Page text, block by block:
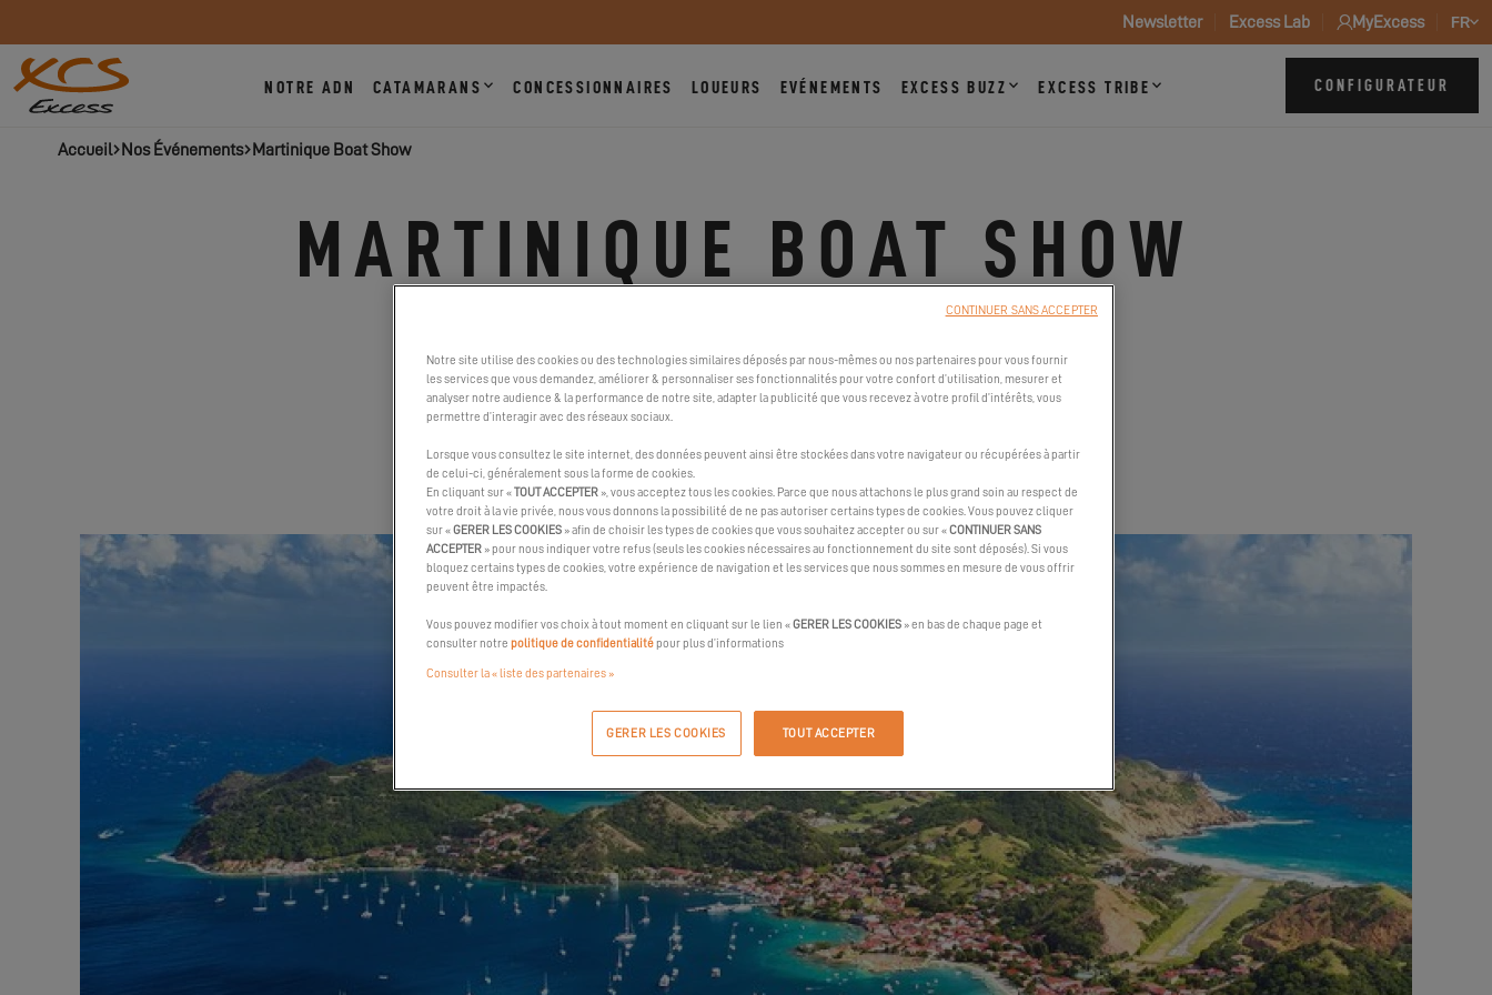
Newsletter Excess Lab MyExcess FR
NOTRE ADN CATAMARANS CONCESSIONNAIRES LOUEURS EVÉNEMENTS EXCESS BUZZ EXCESS TRIBE CONFIGURATEUR
Accueil Nos Événements Martinique Boat Show
MARTINIQUE BOAT SHOW
DU 30 MAI 2024 AU 2 JUIN 2024
TROUVER MON CONCESSIONNAIRE
Notre site utilise des cookies ou des technologies similaires déposés par nous-mêmes ou nos partenaires pour vous fournir
les services que vous demandez, améliorer & personnaliser ses fonctionnalités pour votre confort d’utilisation, mesurer et
analyser notre audience & la performance de notre site, adapter la publicité que vous recevez à votre profil d’intérêts, vous
permettre d’interagir avec des réseaux sociaux.
Lorsque vous consultez le site internet, des données peuvent ainsi être stockées dans votre navigateur ou récupérées à partir
de celui-ci, généralement sous la forme de cookies.
En cliquant sur «TOUT ACCEPTER », vous acceptez tous les cookies. Parce que nous attachons le plus grand soin au respect de
votre droit à la vie privée, nous vous donnons la possibilité de ne pas autoriser certains types de cookies. Vous pouvez cliquer
sur «GERER LES COOKIES » afin de choisir les types de cookies que vous souhaitez accepter ou sur «CONTINUER SANS
ACCEPTER » pour nous indiquer votre refus (seuls les cookies nécessaires au fonctionnement du site sont déposés). Si vous
bloquez certains types de cookies, votre expérience de navigation et les services que nous sommes en mesure de vous offrir
peuvent être impactés.
Vous pouvez modifier vos choix à tout moment en cliquant sur le lien «GERER LES COOKIES » en bas de chaque page et
consulter notre politique de confidentialitépour plus d’informations
Consulter la « liste des partenaires »
GERER LES COOKIES TOUT ACCEPTER
CONTINUER SANS ACCEPTER